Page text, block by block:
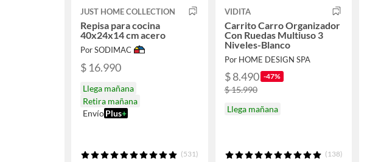
JUST HOME COLLECTION
Repisa para cocina
40x24x14 cm acero
Por SODIMAC
$ 16.990
Llega mañana
Retira mañana
EnvíoPlus+
(531)
VIDITA
Carrito Carro Organizador
Con Ruedas Multiuso 3
Niveles-Blanco
Por HOME DESIGN SPA
$ 8.490 -47%
$ 15.990
Llega mañana
(138)